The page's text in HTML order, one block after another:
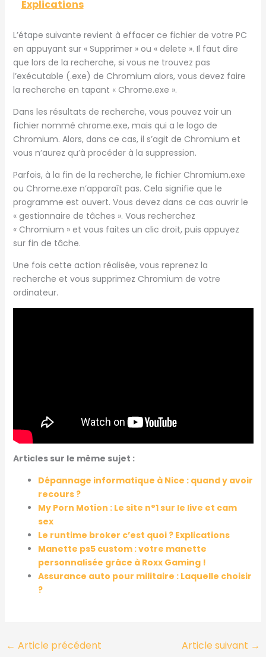
Explications
L’étape suivante revient à effacer ce fichier de votre PC
en appuyant sur « Supprimer » ou « delete ». Il faut dire
que lors de la recherche, si vous ne trouvez pas
l’exécutable (.exe) de Chromium alors, vous devez faire
la recherche en tapant « Chrome.exe ».
Dans les résultats de recherche, vous pouvez voir un
fichier nommé chrome.exe, mais qui a le logo de
Chromium. Alors, dans ce cas, il s’agit de Chromium et
vous n’aurez qu’à procéder à la suppression.
Parfois, à la fin de la recherche, le fichier Chromium.exe
ou Chrome.exe n’apparaît pas. Cela signifie que le
programme est ouvert. Vous devez dans ce cas ouvrir le
« gestionnaire de tâches ». Vous recherchez
« Chromium » et vous faites un clic droit, puis appuyez
sur fin de tâche.
Une fois cette action réalisée, vous reprenez la
recherche et vous supprimez Chromium de votre
ordinateur.
Articles sur le même sujet :
Dépannage informatique à Nice : quand y avoir
recours ?
My Porn Motion : Le site n°1 sur le live et cam
sex
Le runtime broker c’est quoi ? Explications
Manette ps5 custom : votre manette
personnalisée grâce à Roxx Gaming !
Assurance auto pour militaire : Laquelle choisir
?
← Article précédent Article suivant →